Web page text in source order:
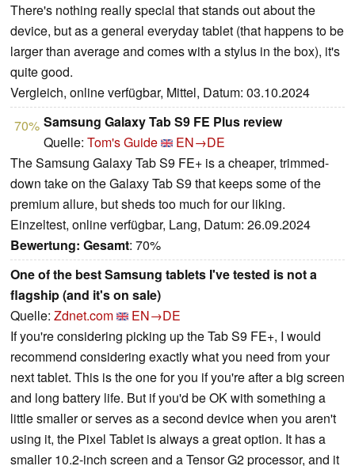
There's nothing really special that stands out about the
device, but as a general everyday tablet (that happens to be
larger than average and comes with a stylus in the box), it's
quite good.
Vergleich, online verfügbar, Mittel, Datum: 03.10.2024
70% Samsung Galaxy Tab S9 FE Plus review
Quelle: Tom's Guide
EN→DE
The Samsung Galaxy Tab S9 FE+ is a cheaper, trimmed-
down take on the Galaxy Tab S9 that keeps some of the
premium allure, but sheds too much for our liking.
Einzeltest, online verfügbar, Lang, Datum: 26.09.2024
Bewertung: Gesamt: 70%
One of the best Samsung tablets I've tested is not a
flagship (and it's on sale)
Quelle: Zdnet.com
EN→DE
If you're considering picking up the Tab S9 FE+, I would
recommend considering exactly what you need from your
next tablet. This is the one for you if you're after a big screen
and long battery life. But if you'd be OK with something a
little smaller or serves as a second device when you aren't
using it, the Pixel Tablet is always a great option. It has a
smaller 10.2-inch screen and a Tensor G2 processor, and it